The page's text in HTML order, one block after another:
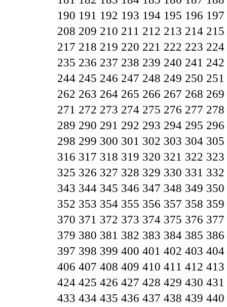
190 191 192 193 194 195 196 197
208 209 210 211 212 213 214 215
217 218 219 220 221 222 223 224
235 236 237 238 239 240 241 242
244 245 246 247 248 249 250 251
262 263 264 265 266 267 268 269
271 272 273 274 275 276 277 278
289 290 291 292 293 294 295 296
298 299 300 301 302 303 304 305
316 317 318 319 320 321 322 323
325 326 327 328 329 330 331 332
343 344 345 346 347 348 349 350
352 353 354 355 356 357 358 359
370 371 372 373 374 375 376 377
379 380 381 382 383 384 385 386
397 398 399 400 401 402 403 404
406 407 408 409 410 411 412 413
424 425 426 427 428 429 430 431
433 434 435 436 437 438 439 440